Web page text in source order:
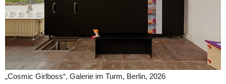
„Cosmic Girlboss“, Galerie im Turm, Berlin, 2026